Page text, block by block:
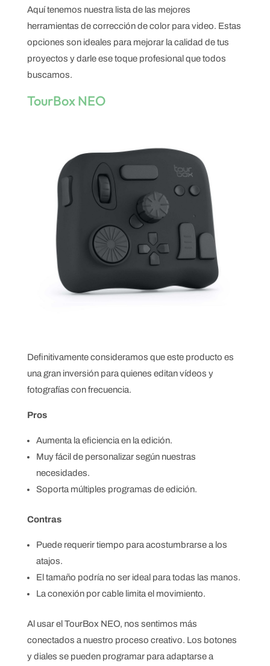
Aquí tenemos nuestra lista de las mejores
herramientas de corrección de color para video. Estas
opciones son ideales para mejorar la calidad de tus
proyectos y darle ese toque profesional que todos
buscamos.
TourBox NEO
Definitivamente consideramos que este producto es
una gran inversión para quienes editan vídeos y
fotografías con frecuencia.
Pros
Aumenta la eficiencia en la edición.
Muy fácil de personalizar según nuestras
necesidades.
Soporta múltiples programas de edición.
Contras
Puede requerir tiempo para acostumbrarse a los
atajos.
El tamaño podría no ser ideal para todas las manos.
La conexión por cable limita el movimiento.
Al usar el TourBox NEO, nos sentimos más
conectados a nuestro proceso creativo. Los botones
y diales se pueden programar para adaptarse a